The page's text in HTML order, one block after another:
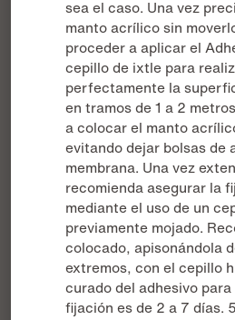
sea el caso. Una vez
manto acrílico sin
proceder a aplicar el
cepillo de ixtle para
perfectamente la
en tramos de 1 a 2
a colocar el manto
evitando dejar bolsas de
membrana. Una vez
recomienda asegurar la
mediante el uso de un
previamente mojado.
colocado, apisonándola
extremos, con el cepillo
curado del adhesivo
fijación es de 2 a 7 días.